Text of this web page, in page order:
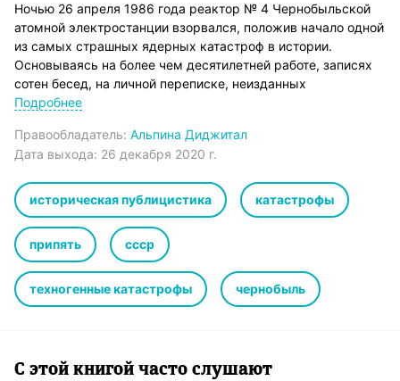
Ночью 26 апреля 1986 года реактор № 4 Чернобыльской
атомной электростанции взорвался, положив начало одной
из самых страшных ядерных катастроф в истории.
Основываясь на более чем десятилетней работе, записях
сотен бесед, на личной переписке, неизданных
воспоминаниях и недавно рассекреченных архивных
бередящее душу и захватывающее произведение, в
котором мы видим чернобыльскую катастрофу глазами ее
сделанный документальный триллер, исчерпывающий
отчет о событии, изменившем историю, – куда более
сложный, человечный и пугающий, чем миф о Чернобыле,
к которому мы привыкли.
«Чернобыль: История катастрофы» – неизгладимая
картина одного из величайших несчастий ХХ века и
одновременно документ человеческой стойкости и
природу своей воле, – уроков, которые перед лицом
Подробнее
Правообладатель: Альпина Диджитал
Дата выхода: 26 декабря 2020 г.
историческая публицистика катастрофы
припять ссср
техногенные катастрофы чернобыль
С этой книгой часто слушают